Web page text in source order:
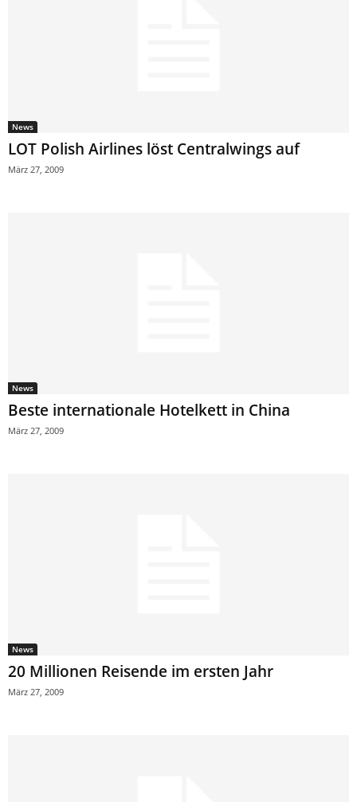
News
LOT Polish Airlines löst Centralwings auf
März 27, 2009
News
Beste internationale Hotelkett in China
März 27, 2009
News
20 Millionen Reisende im ersten Jahr
März 27, 2009